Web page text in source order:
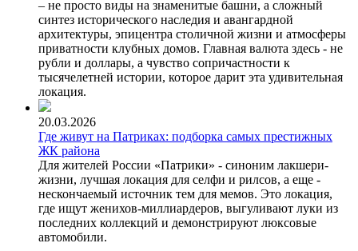
– не просто виды на знаменитые башни, а сложный
синтез исторического наследия и авангардной
архитектуры, эпицентра столичной жизни и атмосферы
приватности клубных домов. Главная валюта здесь - не
рубли и доллары, а чувство сопричастности к
тысячелетней истории, которое дарит эта удивительная
локация.
20.03.2026
Где живут на Патриках: подборка самых престижных
ЖК района
Для жителей России «Патрики» - синоним лакшери-
жизни, лучшая локация для селфи и рилсов, а еще -
нескончаемый источник тем для мемов. Это локация,
где ищут женихов-миллиардеров, выгуливают луки из
последних коллекций и демонстрируют люксовые
автомобили.